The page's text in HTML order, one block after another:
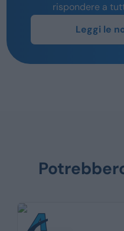
rispondere a
Leggi le